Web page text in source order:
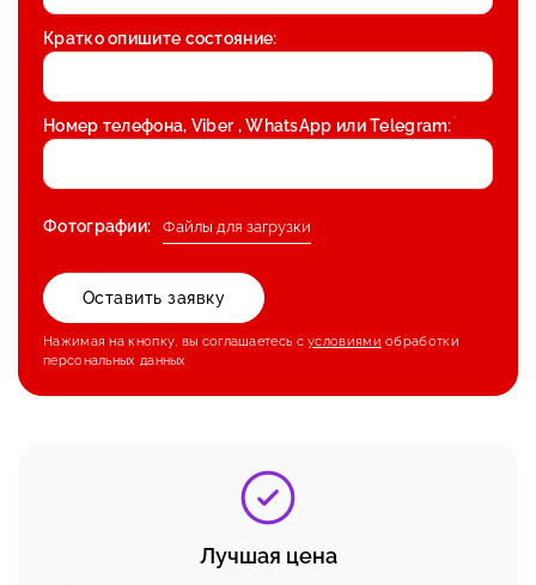
Кратко опишите состояние:
Номер телефона, Viber , WhatsApp или Telegram:*
Фотографии: Файлы для загрузки
Нажимая на кнопку, вы соглашаетесь сусловиями обработки
персональных данных
Лучшая цена